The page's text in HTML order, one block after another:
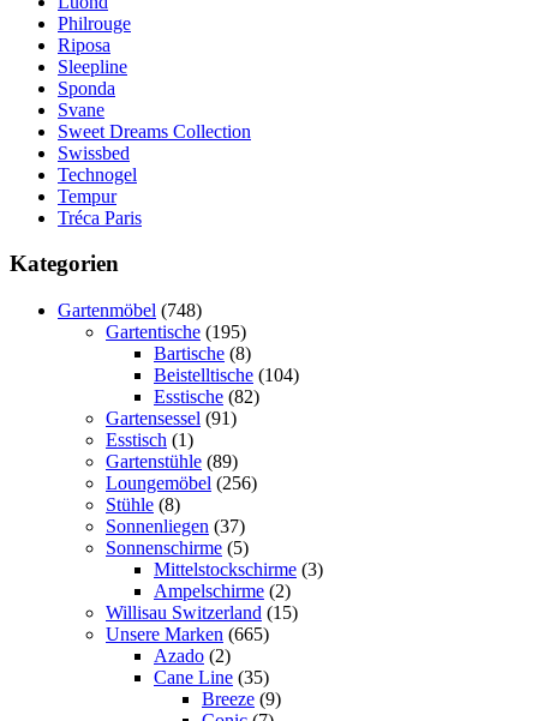
Philrouge
Riposa
Sleepline
Sponda
Svane
Sweet Dreams Collection
Swissbed
Technogel
Tempur
Tréca Paris
Kategorien
Gartenmöbel (748)
Gartentische (195)
Bartische (8)
Beistelltische (104)
Esstische (82)
Gartensessel (91)
Esstisch (1)
Gartenstühle (89)
Loungemöbel (256)
Stühle (8)
Sonnenliegen (37)
Sonnenschirme (5)
Mittelstockschirme (3)
Ampelschirme (2)
Willisau Switzerland (15)
Unsere Marken (665)
Azado (2)
Cane Line (35)
Breeze (9)